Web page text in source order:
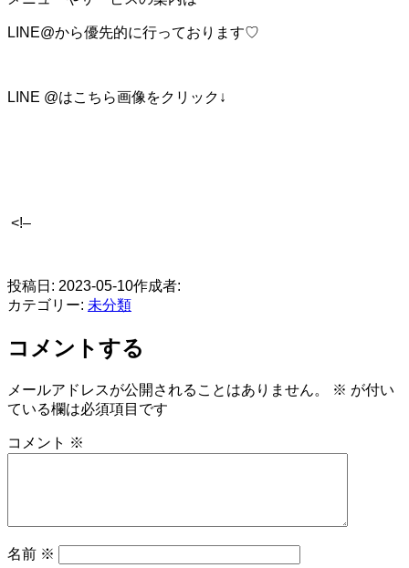
LINE@から優先的に行っております♡
LINE @はこちら画像をクリック↓
<!–
投稿日: 2023-05-10作成者:
カテゴリー: 未分類
コメントする
メールアドレスが公開されることはありません。 ※ が付い
ている欄は必須項目です
コメント ※
名前 ※